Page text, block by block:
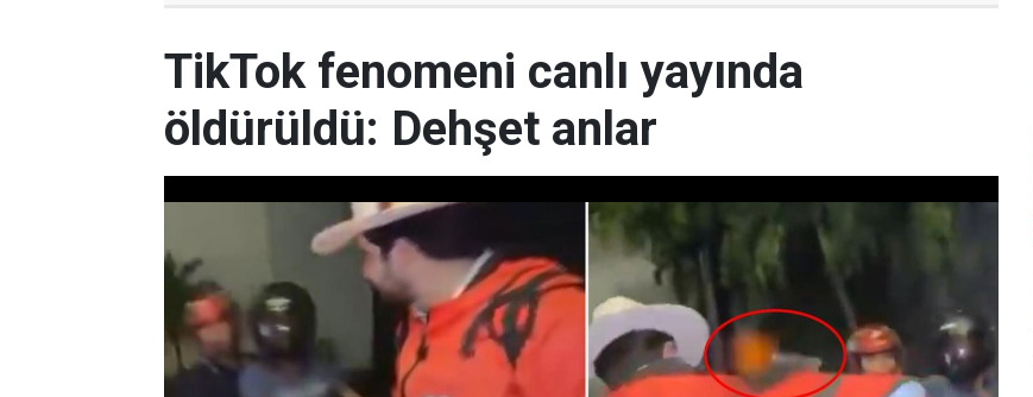
TikTok fenomeni canlı yayında
öldürüldü: Dehşet anlar